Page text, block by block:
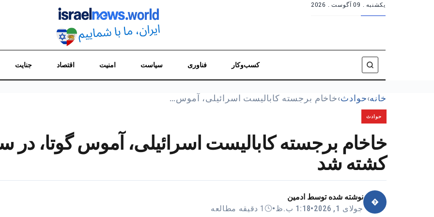
یکشنبه . 09 آگوست . 2026
کسب‌وکار فناوری سیاست امنیت اقتصاد جنایت
خانه›حوادث›خاخام برجسته کابالیست اسرائیلی، آموس…
حوادث
خاخام برجسته کابالیست اسرائیلی، آموس گوتا، در
کشته شد
�
نوشته شده توسط ادمین
جولای 1, 2026
•1:18 ب.ظ • 1 دقیقه مطالعه